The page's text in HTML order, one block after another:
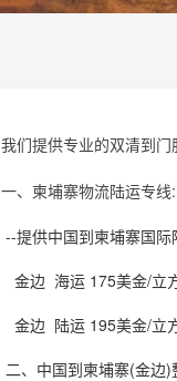
我们提供专业的双清到门
一、柬埔寨物流陆运专线:
--提供中国到柬埔寨国
金边 海运 175美金/立
金边 陆运 195美金/立
二、中国到柬埔寨(金边